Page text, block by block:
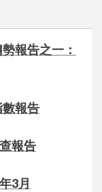
報告之一：
報告
報告
3月